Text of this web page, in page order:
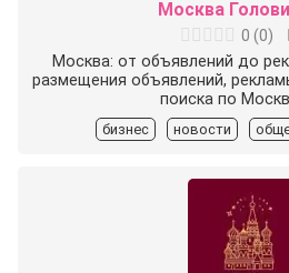
Москва
0 (0)
Москва: от объявлений до
размещения объявлений,
поиска по
бизнес новости